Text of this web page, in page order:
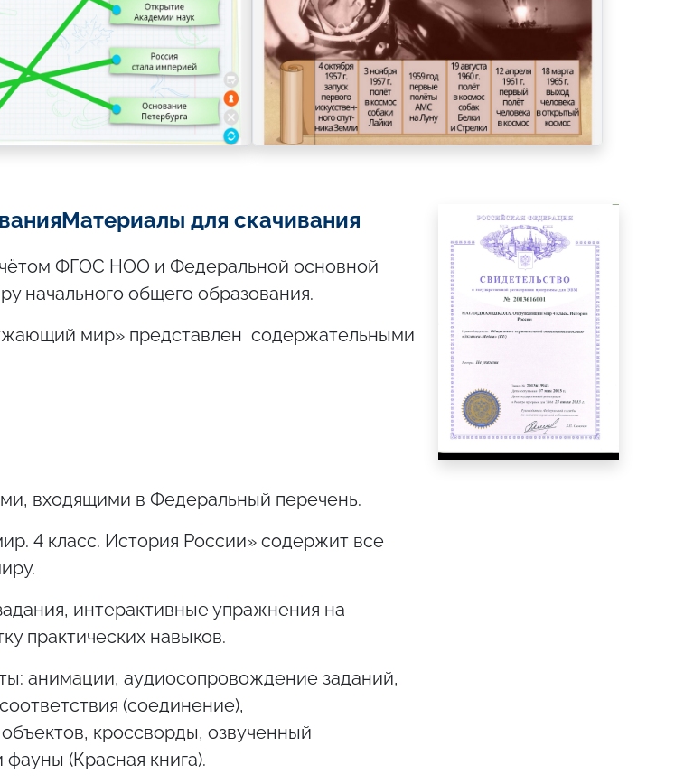
Материалы для скачивания
ФГОС НОО и Федеральной основной
начального общего образования.
мир» представлен содержательными
входящими в Федеральный перечень.
4 класс. История России» содержит все
интерактивные упражнения на
практических навыков.
анимации, аудиосопровождение заданий,
(соединение),
кроссворды, озвученный
(Красная книга).